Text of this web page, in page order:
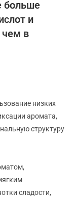
больше
и
чем в
низких
аромата,
структуру
сладости,